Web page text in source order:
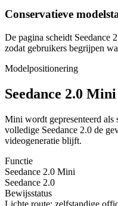
Conservatieve
De pagina scheidt Seedance
zodat gebruikers begrijpen
Modelpositionering
Seedance 2.0 Mini
Mini wordt gepresenteerd
volledige Seedance 2.0 de
videogeneratie blijft.
Functie
Seedance 2.0 Mini
Seedance 2.0
Bewijsstatus
Lichte route; zelfstandige